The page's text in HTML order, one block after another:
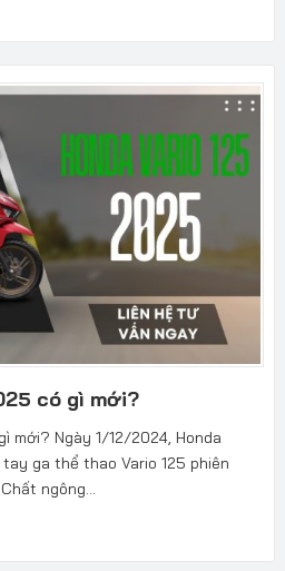
có gì mới?
mới? Ngày 1/12/2024, Honda
ga thể thao Vario 125 phiên
ngông...